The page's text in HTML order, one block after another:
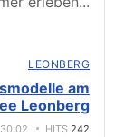
LEONBERG
am
Leonberg
HITS 242